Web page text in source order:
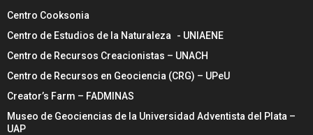
Centro Cooksonia
Centro de Estudios de la Naturaleza - UNIAENE
Centro de Recursos Creacionistas – UNACH
Centro de Recursos en Geociencia (CRG) – UPeU
Creator’s Farm – FADMINAS
Museo de Geociencias de la Universidad Adventista del Plata –
UAP